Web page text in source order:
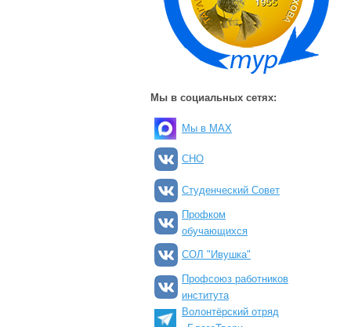
Мы в социальных сетях:
Мы в MAX
СНО
Студенческий Совет
Профком
обучающихся
СОЛ "Ивушка"
Профсоюз работников
института
Волонтёрский отряд